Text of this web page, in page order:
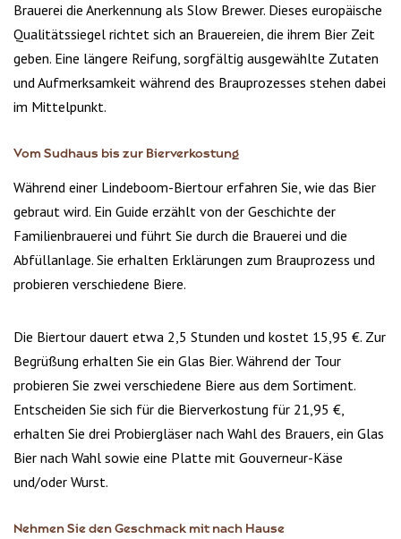
Brauerei die Anerkennung als Slow Brewer. Dieses europäische
Qualitätssiegel richtet sich an Brauereien, die ihrem Bier Zeit
geben. Eine längere Reifung, sorgfältig ausgewählte Zutaten
und Aufmerksamkeit während des Brauprozesses stehen dabei
im Mittelpunkt.
Vom Sudhaus bis zur Bierverkostung
Während einer Lindeboom-Biertour erfahren Sie, wie das Bier
gebraut wird. Ein Guide erzählt von der Geschichte der
Familienbrauerei und führt Sie durch die Brauerei und die
Abfüllanlage. Sie erhalten Erklärungen zum Brauprozess und
probieren verschiedene Biere.
Die Biertour dauert etwa 2,5 Stunden und kostet 15,95 €. Zur
Begrüßung erhalten Sie ein Glas Bier. Während der Tour
probieren Sie zwei verschiedene Biere aus dem Sortiment.
Entscheiden Sie sich für die Bierverkostung für 21,95 €,
erhalten Sie drei Probiergläser nach Wahl des Brauers, ein Glas
Bier nach Wahl sowie eine Platte mit Gouverneur-Käse
und/oder Wurst.
Nehmen Sie den Geschmack mit nach Hause